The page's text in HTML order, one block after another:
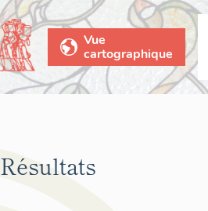
Vue
cartographique
Résultats